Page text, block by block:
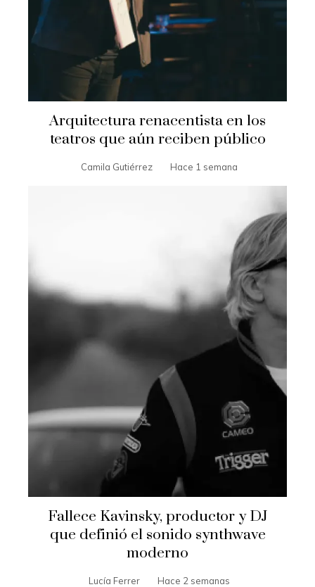
Arquitectura renacentista en los
teatros que aún reciben público
Camila Gutiérrez Hace 1 semana
Fallece Kavinsky, productor y DJ
que definió el sonido synthwave
moderno
Lucía Ferrer Hace 2 semanas